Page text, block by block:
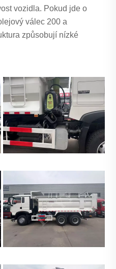
vozidla. Pokud jde o
válec 200 a
způsobují nízké